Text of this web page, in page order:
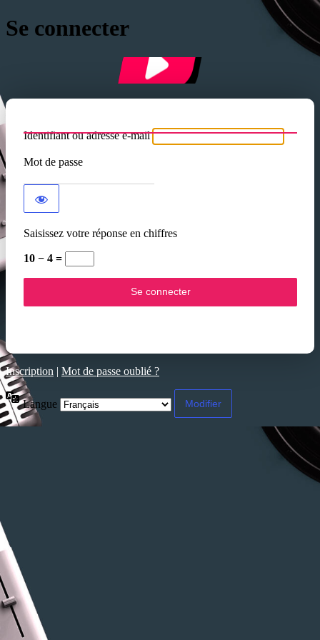
Se connecter
Identifiant ou adresse e-mail
Mot de passe
Saisissez votre réponse en chiffres
10 − 4 =
Inscription | Mot de passe oublié ?
Langue